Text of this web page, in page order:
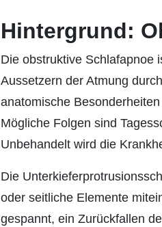
Hintergrund:
Die obstruktive Schlafapnoe
Aussetzern der Atmung
anatomische
Mögliche Folgen sind
Unbehandelt wird die
Die
oder seitliche Elemente
gespannt, ein Zurückfallen